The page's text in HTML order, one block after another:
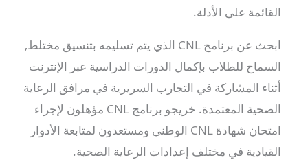
القائمة على الأدلة.
ابحث عن برنامج CNL الذي يتم تسليمه بتنسيق مختلط,
السماح للطلاب بإكمال الدورات الدراسية عبر الإنترنت
أثناء المشاركة في التجارب السريرية في مرافق الرعاية
الصحية المعتمدة. خريجو برنامج CNL مؤهلون لإجراء
امتحان شهادة CNL الوطني ومستعدون لمتابعة الأدوار
القيادية في مختلف إعدادات الرعاية الصحية.